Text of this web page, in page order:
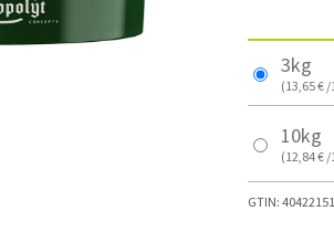
3kg
(13,65 € /
10kg
(12,84 € /
GTIN: